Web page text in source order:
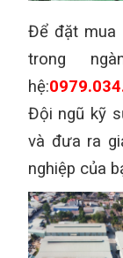
Để đặt mua
trong
hệ:
Đội ngũ kỹ
và đưa ra
nghiệp của